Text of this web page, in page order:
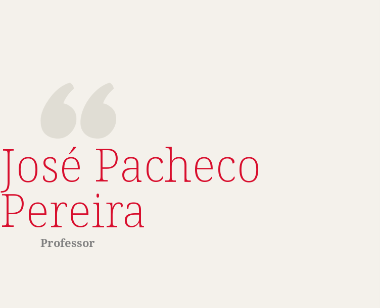
José Pacheco
Pereira
Professor